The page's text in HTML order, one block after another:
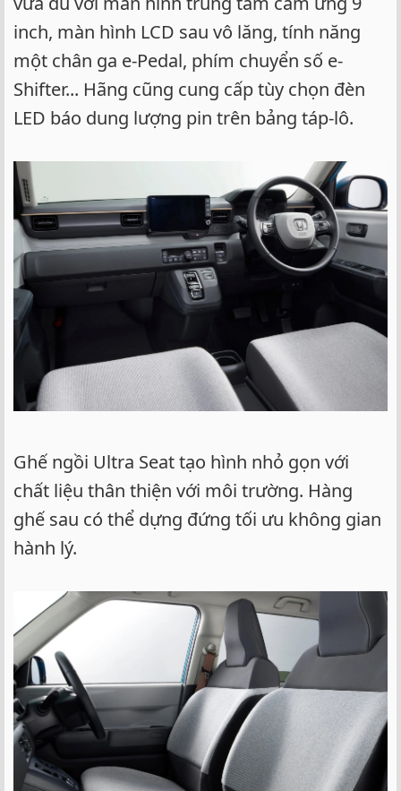
inch, màn hình LCD sau vô lăng, tính năng
một chân ga e-Pedal, phím chuyển số e-
Shifter... Hãng cũng cung cấp tùy chọn đèn
LED báo dung lượng pin trên bảng táp-lô.
Ghế ngồi Ultra Seat tạo hình nhỏ gọn với
chất liệu thân thiện với môi trường. Hàng
ghế sau có thể dựng đứng tối ưu không gian
hành lý.